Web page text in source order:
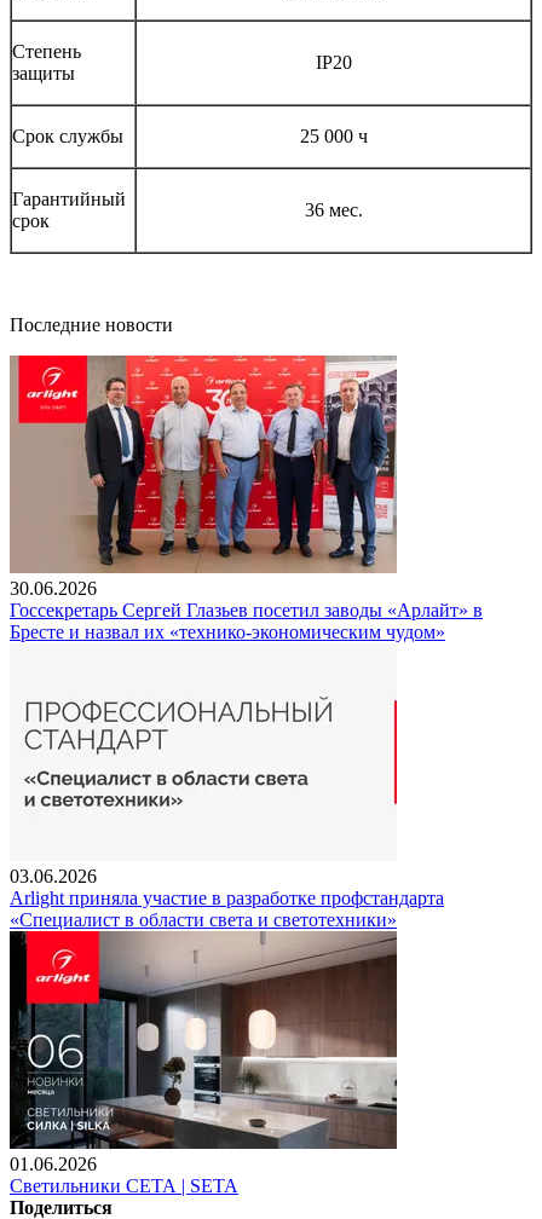
Степень
защиты
IP20
Срок службы 25 000 ч
Гарантийный
срок
36 мес.
Последние новости
30.06.2026
Госсекретарь Сергей Глазьев посетил заводы «Арлайт» в
Бресте и назвал их «технико-экономическим чудом»
03.06.2026
Arlight приняла участие в разработке профстандарта
«Специалист в области света и светотехники»
01.06.2026
Светильники СЕТА | SETA
Поделиться